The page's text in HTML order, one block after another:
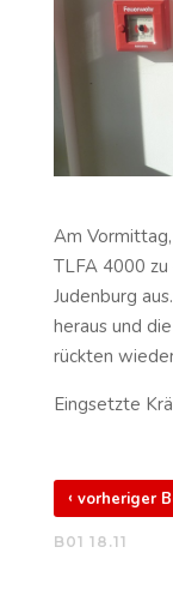
Am
TLFA 4000
Judenburg
heraus und
rückten
Eingsetzte
‹ vorheriger
B01 18.11